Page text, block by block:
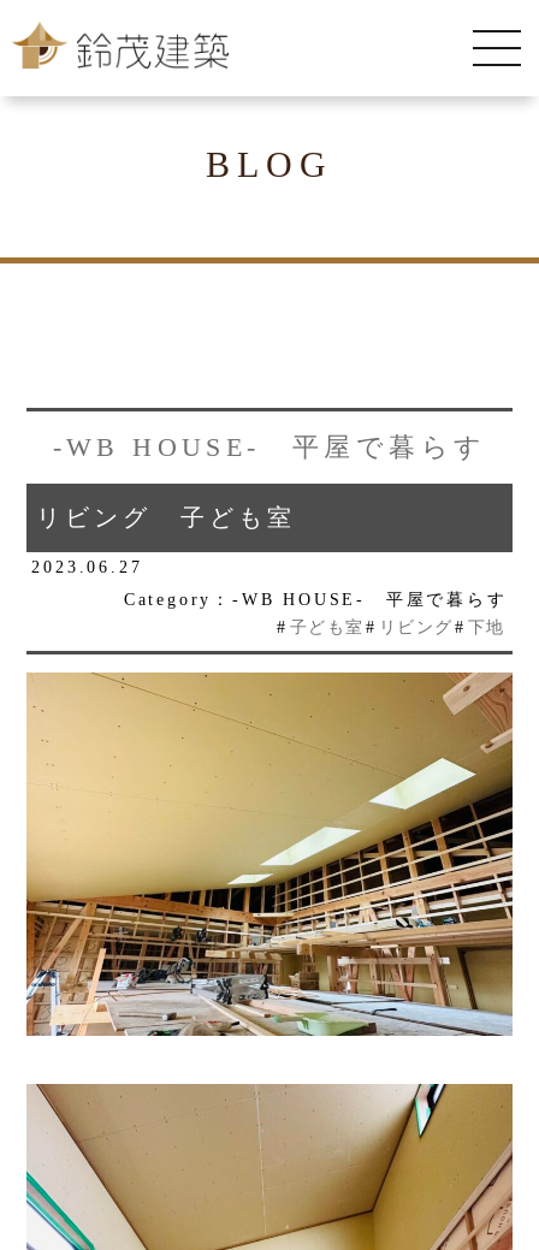
BLOG
-WB HOUSE- 平屋で暮らす
リビング 子ども室
2023.06.27
Category：-WB HOUSE- 平屋で暮らす
# 子ども室 # リビング # 下地